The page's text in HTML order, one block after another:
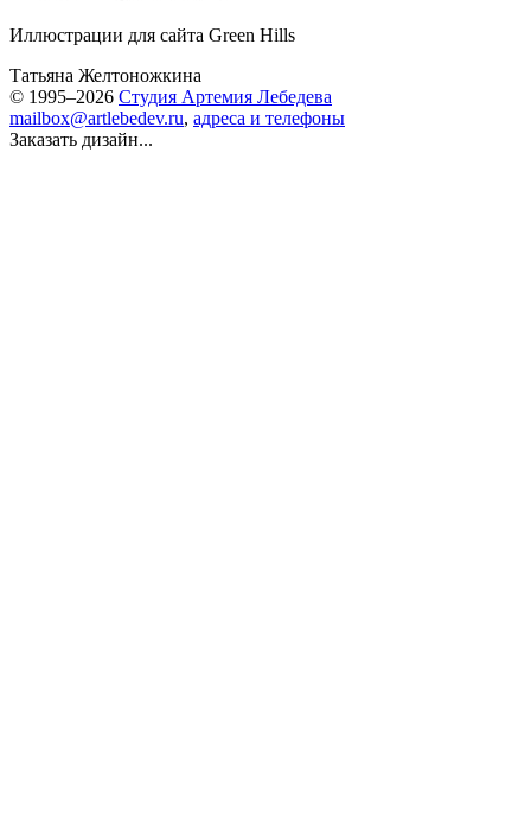
Иллюстрации для сайта Green Hills
Татьяна Желтоножкина
© 1995–2026 Студия Артемия Лебедева
mailbox@artlebedev.ru, адреса и телефоны
Заказать дизайн...